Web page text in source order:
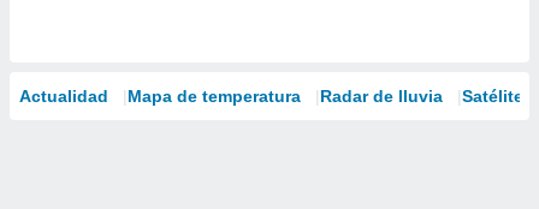
Actualidad Mapa de temperatura Radar de lluvia Satélites